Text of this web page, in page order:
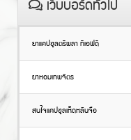
เว็บบอร์ดทั่วไป
ยาแคปซูลตรีผลา ทีเอฟดี
ยาหอมเทพจิตร
สนใจแคปซูลเห็ดหลินจือ